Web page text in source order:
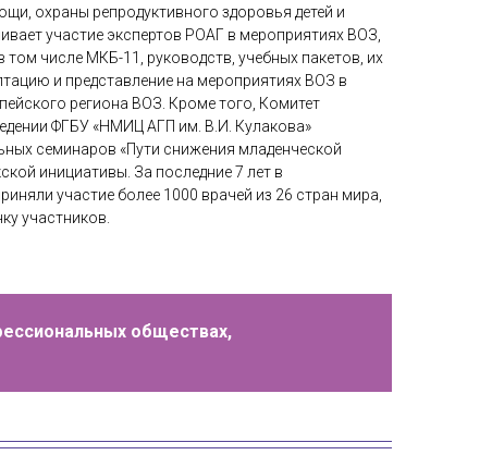
и гинекология: научно-практический
отечественных руководств,
охраны репродуктивного здоровья детей и
участие экспертов РОАГ в мероприятиях ВОЗ,
том числе МКБ-11, руководств, учебных пакетов, их
и представление на мероприятиях ВОЗ в
региона ВОЗ. Кроме того, Комитет
ФГБУ «НМИЦ АГП им. В.И. Кулакова»
семинаров «Пути снижения младенческой
инициативы. За последние 7 лет в
участие более 1000 врачей из 26 стран мира,
участников.
обществах,